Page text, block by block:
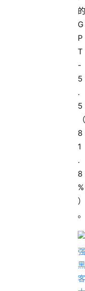
的
G
P
T
-
5
.
5
（
8
1
.
8
%
）
。